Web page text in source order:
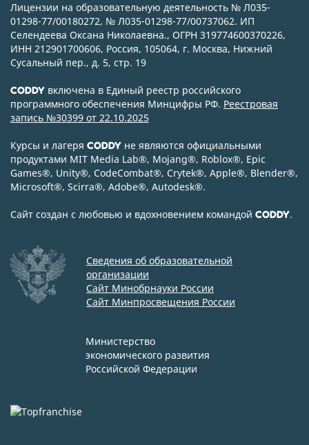
Лицензии на образовательную деятельность № Л035-
01298-77/00180272, № Л035-01298-77/00737062. ИП
Селендеева Оксана Николаевна., ОГРН 319774600370226,
ИНН 212901700606, Россия, 105064, г. Москва, Нижний
Сусальный пер., д. 5, стр. 19
CODDY включена в Единый реестр российского
программного обеспечения Минцифры РФ. Реестровая
запись №30399 от 22.10.2025
Курсы и лагеря CODDY не являются официальными
продуктами MIT Media Lab®, Mojang®, Roblox®, Epic
Games®, Unity®, CodeСombat®, Crytek®, Apple®, Blender®,
Microsoft®, Scirra®, Adobe®, Autodesk®.
Сайт создан с любовью и вдохновением командой CODDY.
Сведения об образовательной
организации
Сайт Минобрнауки России
Сайт Минпросвещения России
Министерство
экономического развития
Российской Федерации